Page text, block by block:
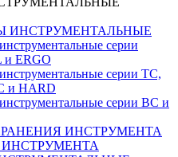
ИНСТРУМЕНТАЛЬНЫЕ
серии
ERGO
серии ТС,
HARD
серии ВС и
ИНСТРУМЕНТА